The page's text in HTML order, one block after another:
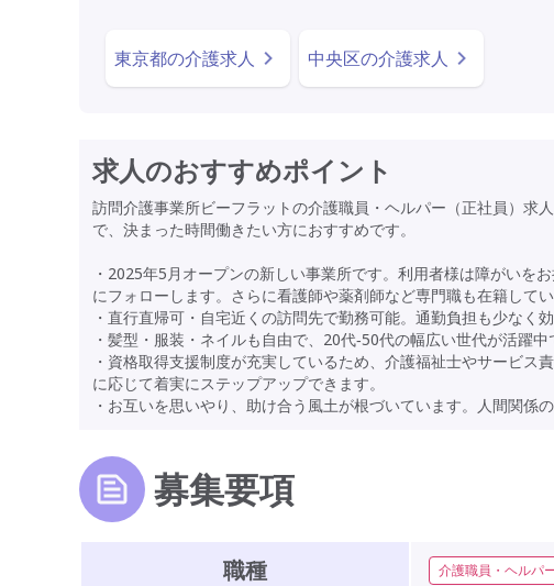
東京都の介護求人 中央区の介護求人
求人のおすすめポイント
訪問介護事業所ビーフラットの介護職員・ヘルパー（正社員）求
で、決まった時間働きたい方におすすめです。
・2025年5月オープンの新しい事業所です。利用者様は障がいを
にフォローします。さらに看護師や薬剤師など専門職も在籍して
・直行直帰可・自宅近くの訪問先で勤務可能。通勤負担も少なく効
・髪型・服装・ネイルも自由で、20代‐50代の幅広い世代が活躍中
・資格取得支援制度が充実しているため、介護福祉士やサービ
に応じて着実にステップアップできます。
・お互いを思いやり、助け合う風土が根づいています。人間関係
募集要項
職種 介護職員・ヘルパ